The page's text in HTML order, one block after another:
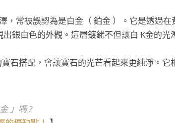
，常被誤認為是白金（ 鉑金 ）。它是透過
銀白色的外觀。這層鍍銠不但讓白 K金的光
石搭配，會讓寶石的光芒看起來更純淨。
」嗎 ?